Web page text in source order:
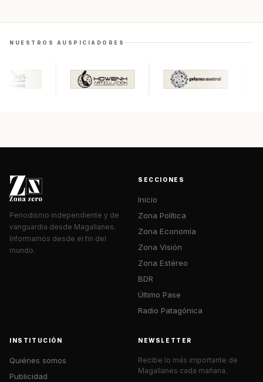
NUESTROS AUSPICIADORES
Periodismo independiente y de
vanguardia desde Magallanes.
Informamos desde el fin del
mundo.
SECCIONES
Inicio
Zona Política
Zona Economía
Zona Visión
Zona Estéreo
BDR
Último Pase
Radio Patagónica
INSTITUCIÓN
Quiénes somos
Publicidad
NEWSLETTER
Recibe lo más importante de
Magallanes cada mañana.